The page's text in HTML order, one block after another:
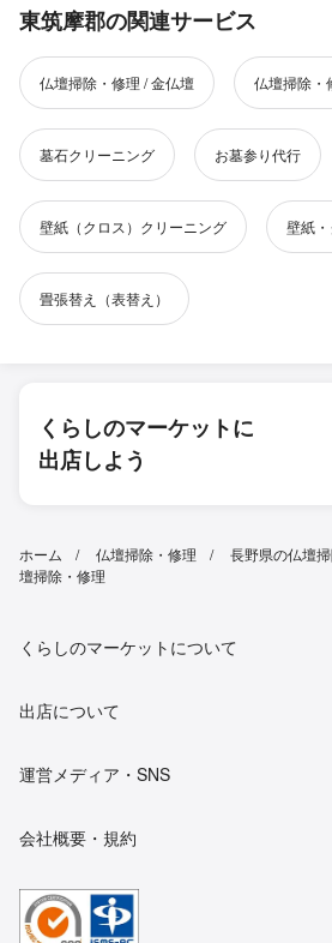
東筑摩郡の関連サービス
仏壇掃除・修理 / 金仏壇 仏壇掃除・
墓石クリーニング お墓参り代行
壁紙（クロス）クリーニング 壁紙
畳張替え（表替え）
くらしのマーケットに
出店しよう
ホーム 仏壇掃除・修理 長野県の仏壇
壇掃除・修理
くらしのマーケットについて
出店について
運営メディア・SNS
会社概要・規約